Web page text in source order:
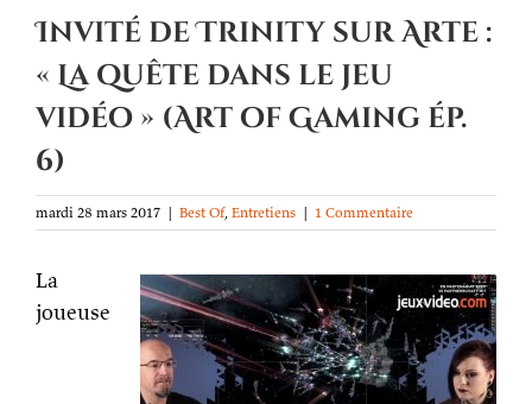
Invité de Trinity sur Arte :
« La quête dans le jeu
vidéo » (Art of Gaming ép.
6)
mardi 28 mars 2017 | Best Of, Entretiens | 1 Commentaire
La
joueuse